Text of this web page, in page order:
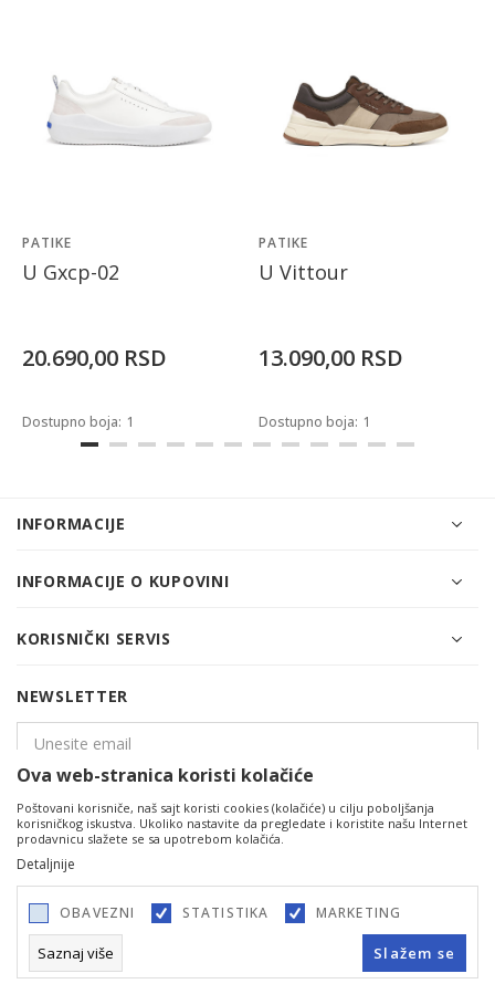
PATIKE
U Gxcp-02
20.690,00 RSD
Dostupno boja: 1
PATIKE
U Vittour
13.090,00 RSD
Dostupno boja: 1
INFORMACIJE
INFORMACIJE O KUPOVINI
KORISNIČKI SERVIS
NEWSLETTER
PRIJAVITE SE
Ova web-stranica koristi kolačiće
Poštovani korisniče, naš sajt koristi cookies (kolačiće) u cilju poboljšanja
korisničkog iskustva. Ukoliko nastavite da pregledate i koristite našu Internet
prodavnicu slažete se sa upotrebom kolačića.
Detaljnije
OBAVEZNI STATISTIKA MARKETING
Saznaj više Slažem se